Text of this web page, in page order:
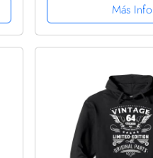
Más Info